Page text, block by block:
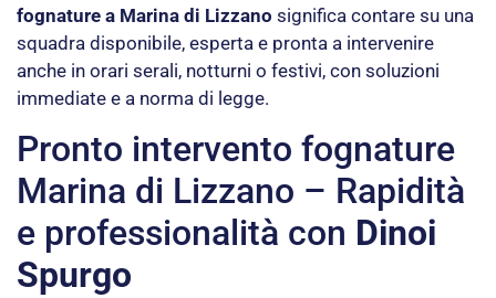
fognature a Marina di Lizzano significa contare su una
squadra disponibile, esperta e pronta a intervenire
anche in orari serali, notturni o festivi, con soluzioni
immediate e a norma di legge.
Pronto intervento fognature
Marina di Lizzano – Rapidità
e professionalità con Dinoi
Spurgo